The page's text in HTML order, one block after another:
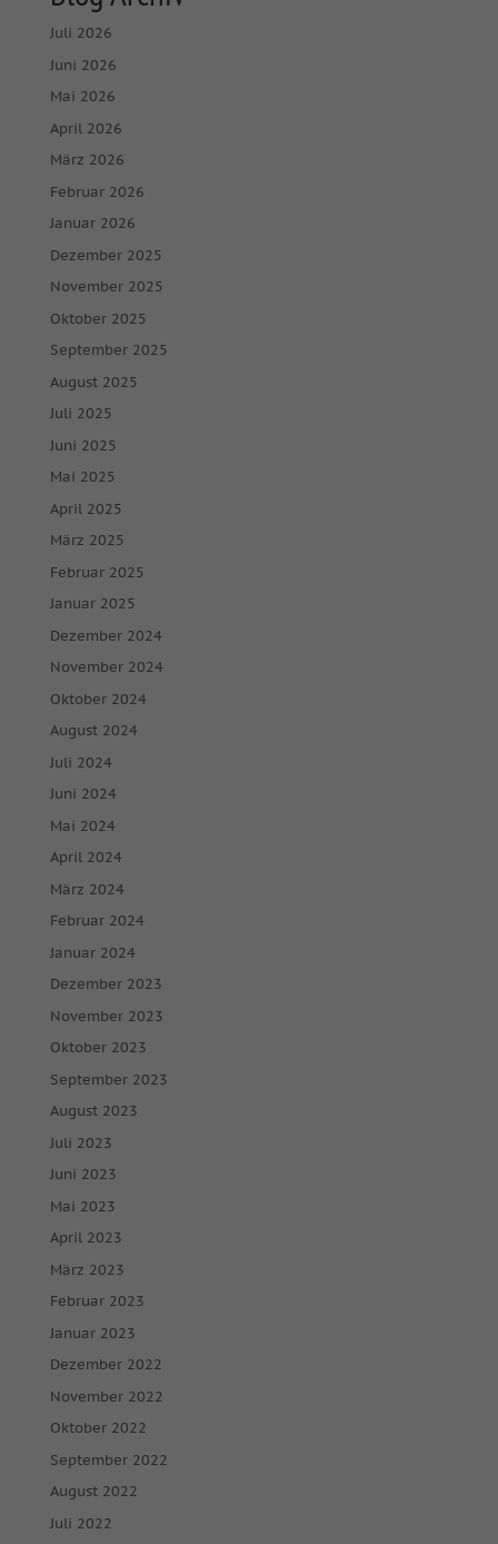
Juli 2026
Juni 2026
Mai 2026
April 2026
März 2026
Februar 2026
Januar 2026
Dezember 2025
November 2025
Oktober 2025
September 2025
August 2025
Juli 2025
Juni 2025
Mai 2025
April 2025
März 2025
Februar 2025
Januar 2025
Dezember 2024
November 2024
Oktober 2024
August 2024
Juli 2024
Juni 2024
Mai 2024
April 2024
März 2024
Februar 2024
Januar 2024
Dezember 2023
November 2023
Oktober 2023
September 2023
August 2023
Juli 2023
Juni 2023
Mai 2023
April 2023
März 2023
Februar 2023
Januar 2023
Dezember 2022
November 2022
Oktober 2022
September 2022
August 2022
Juli 2022